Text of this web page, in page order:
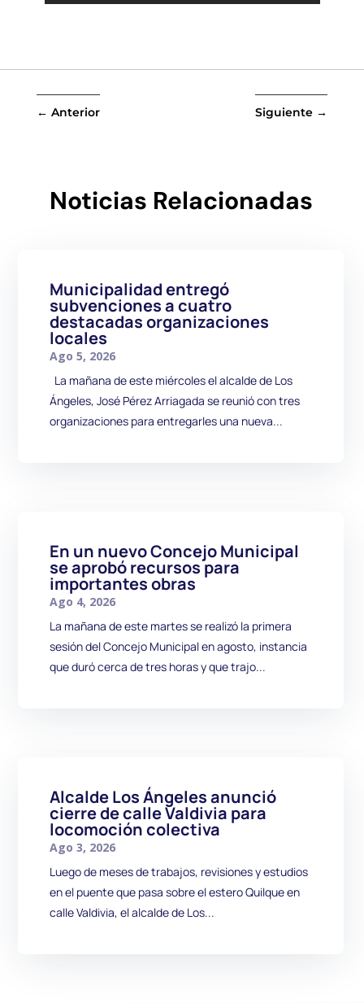
← Anterior Siguiente →
Noticias Relacionadas
Municipalidad entregó
subvenciones a cuatro
destacadas organizaciones
locales
Ago 5, 2026
La mañana de este miércoles el alcalde de Los
Ángeles, José Pérez Arriagada se reunió con tres
organizaciones para entregarles una nueva...
En un nuevo Concejo Municipal
se aprobó recursos para
importantes obras
Ago 4, 2026
La mañana de este martes se realizó la primera
sesión del Concejo Municipal en agosto, instancia
que duró cerca de tres horas y que trajo...
Alcalde Los Ángeles anunció
cierre de calle Valdivia para
locomoción colectiva
Ago 3, 2026
Luego de meses de trabajos, revisiones y estudios
en el puente que pasa sobre el estero Quilque en
calle Valdivia, el alcalde de Los...